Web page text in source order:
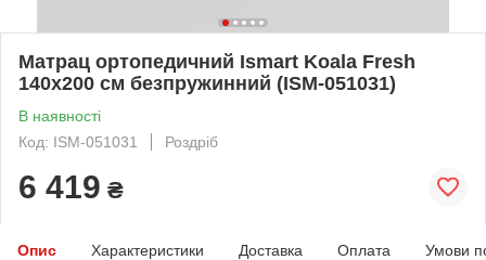
Матрац ортопедичний Ismart Koala Fresh
140х200 см безпружинний (ISM-051031)
В наявності
Код: ISM-051031
Роздріб
6 419 ₴
Опис Характеристики Доставка Оплата Умови